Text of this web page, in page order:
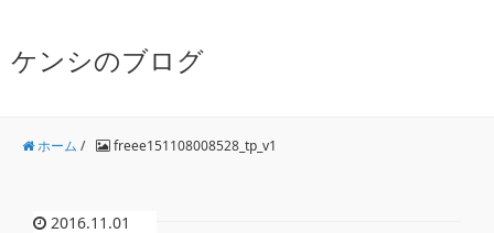
ケンシのブログ
ホーム / freee151108008528_tp_v1
2016.11.01